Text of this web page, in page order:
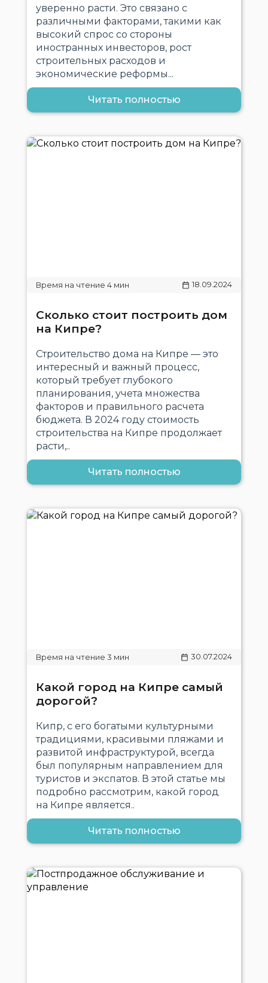
уверенно расти. Это связано с
различными факторами, такими как
высокий спрос со стороны
иностранных инвесторов, рост
строительных расходов и
экономические реформы...
Читать полностью
18.09.2024
Сколько стоит построить дом
на Кипре?
Строительство дома на Кипре — это
интересный и важный процесс,
который требует глубокого
планирования, учета множества
факторов и правильного расчета
бюджета. В 2024 году стоимость
строительства на Кипре продолжает
расти,..
Читать полностью
30.07.2024
Какой город на Кипре самый
дорогой?
Кипр, с его богатыми культурными
традициями, красивыми пляжами и
развитой инфраструктурой, всегда
был популярным направлением для
туристов и экспатов. В этой статье мы
подробно рассмотрим, какой город
на Кипре является..
Читать полностью